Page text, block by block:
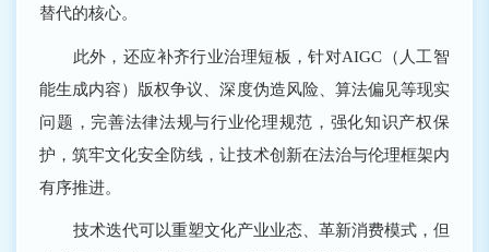
替代的核心。
此外，还应补齐行业治理短板，针对AIGC（人工智
能生成内容）版权争议、深度伪造风险、算法偏见等现实
问题，完善法律法规与行业伦理规范，强化知识产权保
护，筑牢文化安全防线，让技术创新在法治与伦理框架内
有序推进。
技术迭代可以重塑文化产业业态、革新消费模式，但